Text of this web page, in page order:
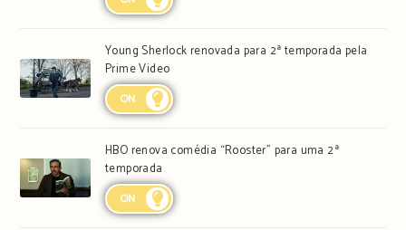
Young Sherlock renovada para 2ª temporada pela
Prime Video
ON
HBO renova comédia “Rooster” para uma 2ª
temporada
ON